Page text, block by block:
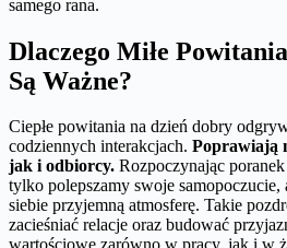
samego rana.
Dlaczego Miłe
Są Ważne?
Ciepłe powitania na dzień dobry
codziennych interakcjach. Poprawiają
jak i odbiorcy. Rozpoczynając
tylko polepszamy swoje
siebie przyjemną atmosferę. Takie
zacieśniać relacje oraz budować